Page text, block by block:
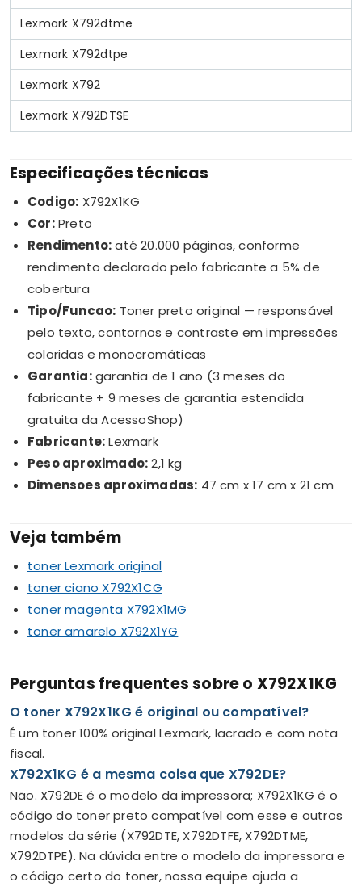
Lexmark X792dtme
Lexmark X792dtpe
Lexmark X792
Lexmark X792DTSE
Especificações técnicas
Codigo: X792X1KG
Cor:Preto
Rendimento:até 20.000 páginas, conforme
rendimento declarado pelo fabricante a 5% de
cobertura
Tipo/Funcao: Toner preto original — responsável
pelo texto, contornos e contraste em impressões
coloridas e monocromáticas
Garantia:garantia de 1 ano (3 meses do
fabricante + 9 meses de garantia estendida
gratuita da AcessoShop)
Fabricante:Lexmark
Peso aproximado:2,1 kg
Dimensoes aproximadas: 47 cm x 17 cm x 21 cm
Veja também
toner Lexmark original
toner ciano X792X1CG
toner magenta X792X1MG
toner amarelo X792X1YG
Perguntas frequentes sobre o X792X1KG
O toner X792X1KG é original ou compatível?
É um toner 100% original Lexmark, lacrado e com nota
fiscal.
X792X1KG é a mesma coisa que X792DE?
Não. X792DE é o modelo da impressora; X792X1KG é o
código do toner preto compatível com esse e outros
modelos da série (X792DTE, X792DTFE, X792DTME,
X792DTPE). Na dúvida entre o modelo da impressora e
o código certo do toner, nossa equipe ajuda a